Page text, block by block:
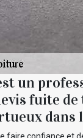
un
fuite
dans